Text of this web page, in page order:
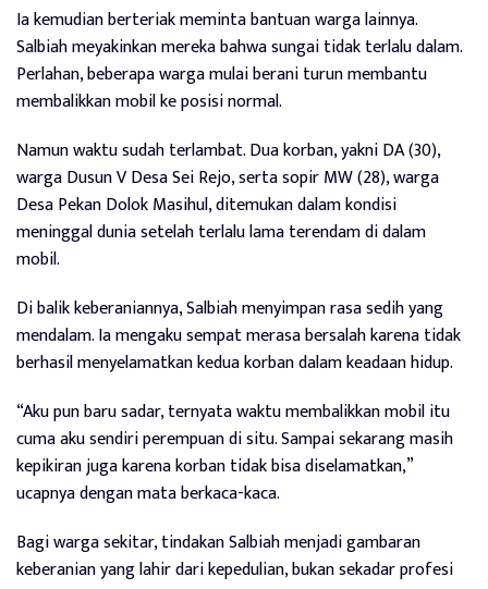
Ia kemudian berteriak meminta bantuan warga lainnya.
Salbiah meyakinkan mereka bahwa sungai tidak terlalu dalam.
Perlahan, beberapa warga mulai berani turun membantu
membalikkan mobil ke posisi normal.
Namun waktu sudah terlambat. Dua korban, yakni DA (30),
warga Dusun V Desa Sei Rejo, serta sopir MW (28), warga
Desa Pekan Dolok Masihul, ditemukan dalam kondisi
meninggal dunia setelah terlalu lama terendam di dalam
mobil.
Di balik keberaniannya, Salbiah menyimpan rasa sedih yang
mendalam. Ia mengaku sempat merasa bersalah karena tidak
berhasil menyelamatkan kedua korban dalam keadaan hidup.
“Aku pun baru sadar, ternyata waktu membalikkan mobil itu
cuma aku sendiri perempuan di situ. Sampai sekarang masih
kepikiran juga karena korban tidak bisa diselamatkan,”
ucapnya dengan mata berkaca-kaca.
Bagi warga sekitar, tindakan Salbiah menjadi gambaran
keberanian yang lahir dari kepedulian, bukan sekadar profesi